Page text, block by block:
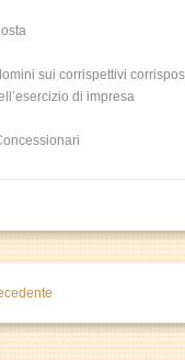
sui corrispettivi
di impresa